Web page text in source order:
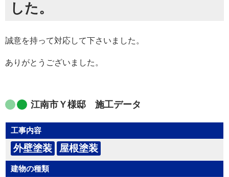
した。
誠意を持って対応して下さいました。
ありがとうございました。
江南市Ｙ様邸 施工データ
工事内容
外壁塗装 屋根塗装
建物の種類